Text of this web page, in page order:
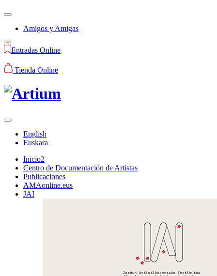
Amigos y Amigas
Entradas Online
Tienda Online
English
Euskara
Inicio2
Centro de Documentación de Artistas
Publicaciones
AMAonline.eus
JAI